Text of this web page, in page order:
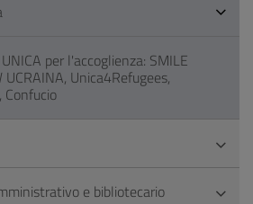
per l'accoglienza: SMILE
UCRAINA, Unica4Refugees,
Confucio
e bibliotecario